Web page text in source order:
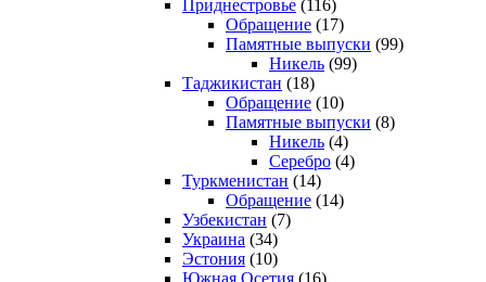
Приднестровье (116)
Обращение (17)
Памятные выпуски (99)
Никель (99)
Таджикистан (18)
Обращение (10)
Памятные выпуски (8)
Никель (4)
Серебро (4)
Туркменистан (14)
Обращение (14)
Узбекистан (7)
Украина (34)
Эстония (10)
Южная Осетия (16)